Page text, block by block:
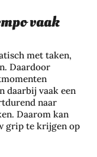
vaak
met taken,
Daardoor
daarbij vaak een
naar
Daarom kan
grip te krijgen op